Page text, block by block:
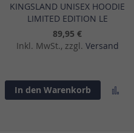
KINGSLAND UNISEX HOODIE
LIMITED EDITION LE
89,95 €
Inkl. MwSt., zzgl. Versand
In den Warenkorb